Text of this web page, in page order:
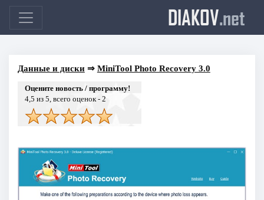
DIAKOV.net
Данные и диски⇒ MiniTool Photo Recovery 3.0
Оцените новость / программу!
4,5 из 5, всего оценок - 2